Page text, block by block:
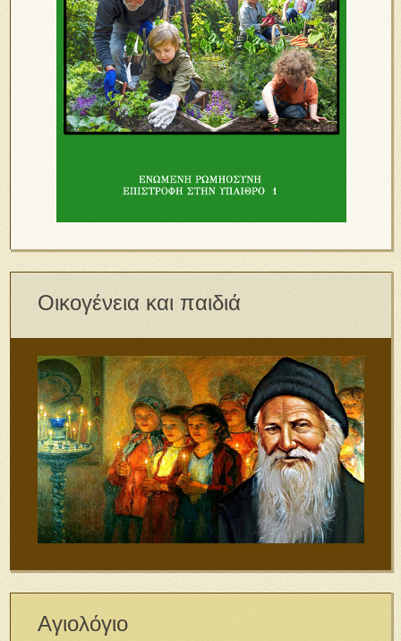
Οικογένεια και παιδιά
Αγιολόγιο